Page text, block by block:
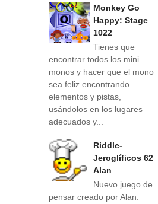
Monkey Go
Happy: Stage
1022
Tienes que
encontrar todos los mini
monos y hacer que el mono
sea feliz encontrando
elementos y pistas,
usándolos en los lugares
adecuados y...
Riddle-
Jeroglíficos 62
Alan
Nuevo juego de
pensar creado por Alan.